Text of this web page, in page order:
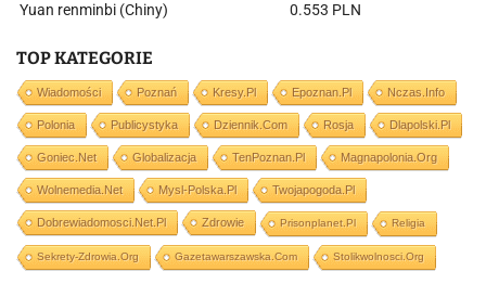
Yuan renminbi (Chiny)
0.553 PLN
TOP KATEGORIE
Wiadomości Poznań Kresy.pl Epoznan.pl Nczas.info
Polonia Publicystyka Dziennik.com Rosja Dlapolski.pl
Goniec.net Globalizacja TenPoznan.pl Magnapolonia.org
Wolnemedia.net Mysl-Polska.pl Twojapogoda.pl
Dobrewiadomosci.net.pl Zdrowie Prisonplanet.pl Religia
Sekrety-Zdrowia.org Gazetawarszawska.com Stolikwolnosci.org